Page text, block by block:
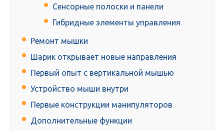
Сенсорные полоски и панели
Гибридные элементы управления
Ремонт мышки
Шарик открывает новые направления
Первый опыт с вертикальной мышью
Устройство мыши внутри
Первые конструкции манипуляторов
Дополнительные функции